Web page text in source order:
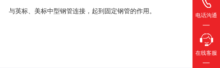
与英标、美标中型钢管连接，起到固定钢管的作用。 电话沟通
在线客服